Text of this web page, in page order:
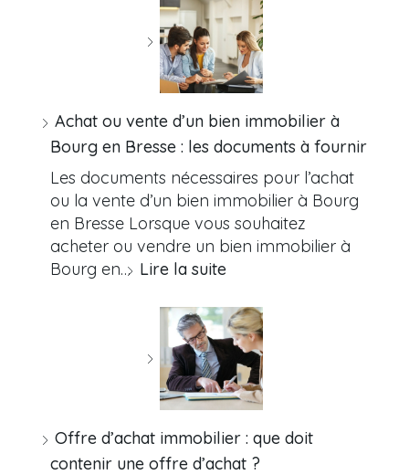
Achat ou vente d’un bien immobilier à
Bourg en Bresse : les documents à fournir
Les documents nécessaires pour l’achat
ou la vente d’un bien immobilier à Bourg
en Bresse Lorsque vous souhaitez
acheter ou vendre un bien immobilier à
Bourg en… Lire la suite
Offre d’achat immobilier : que doit
contenir une offre d’achat ?